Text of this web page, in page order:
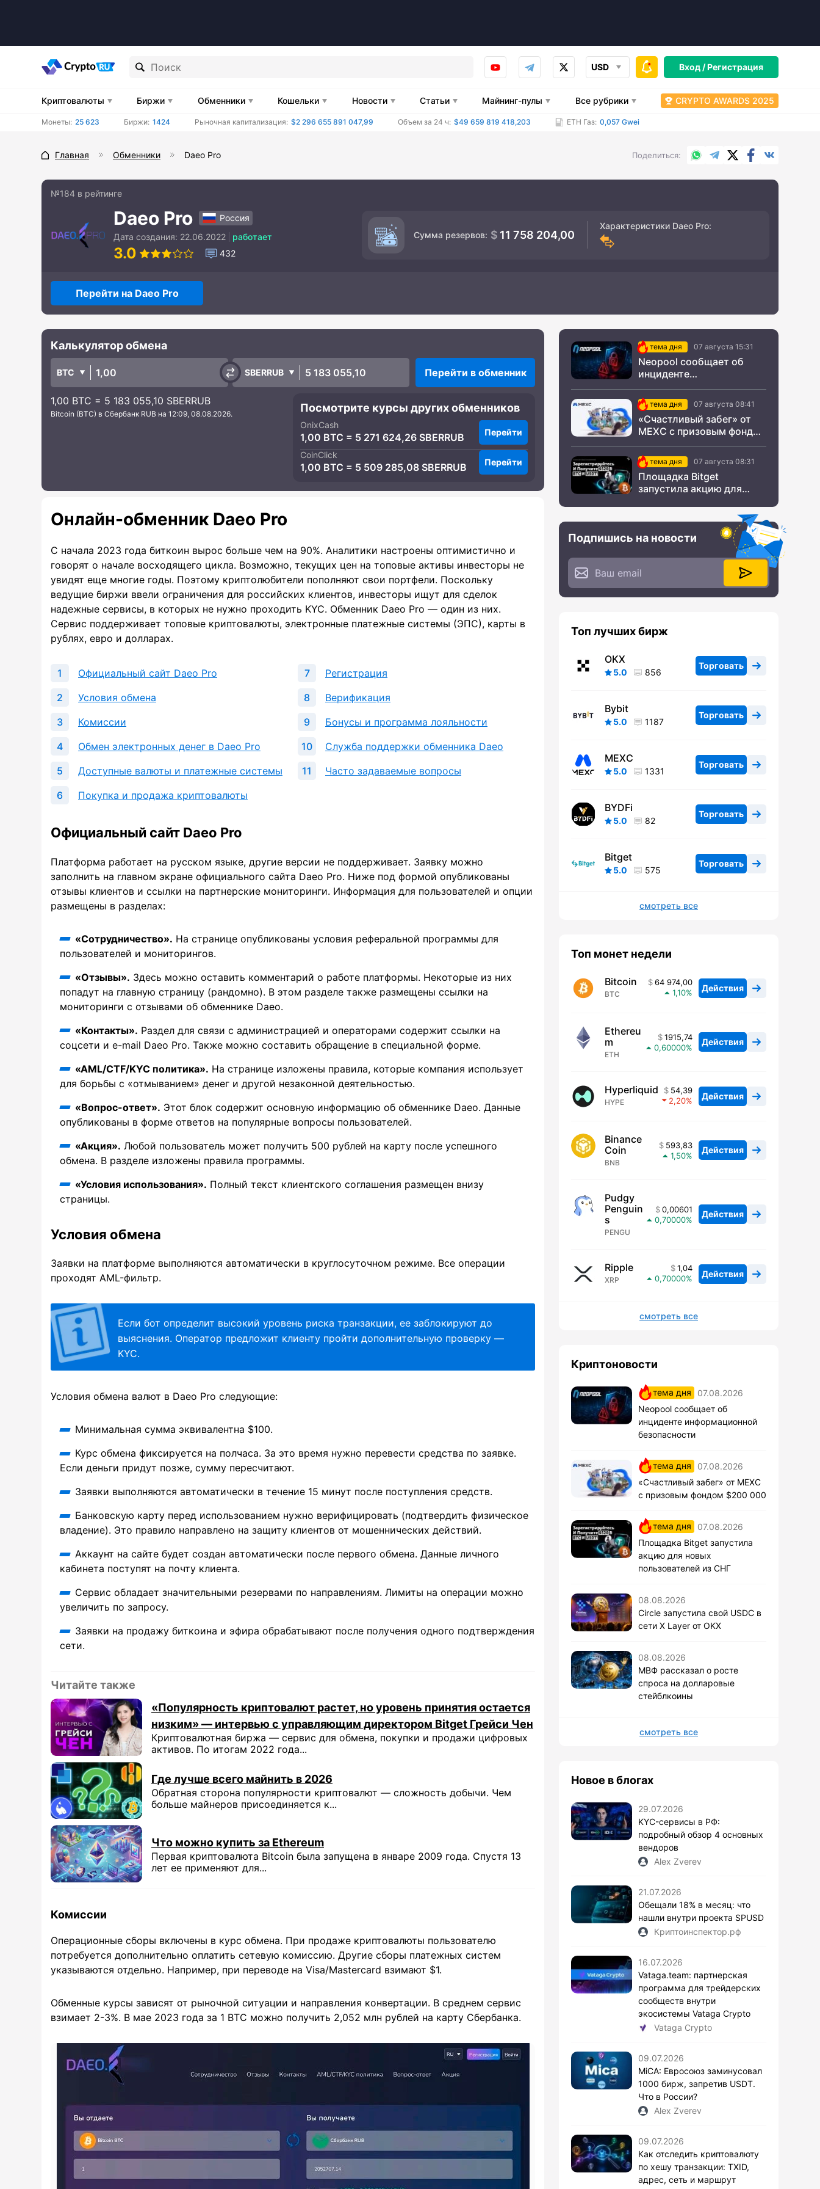
USD Вход /Регистрация
Криптовалюты Биржи Обменники Кошельки Новости Статьи Майнинг-пулы Все рубрики CRYPTO AWARDS 2025
Монеты: 25 623 Биржи: 1424 Рыночная капитализация: $2 296 655 891 047,99 Объем за 24 ч: $49 659 819 418,203 ETH Газ: 0,057 Gwei
Главная Обменники Daeo Pro Поделиться WhatsApp
TelegramX.comFacebook
№184 в рейтинге
Daeo Pro
Россия
Дата создания: 22.06.2022 работает
3.0 432
Сумма резервов: 11 758 204,00
Характеристики Daeo Pro:
Перейти на Daeo Pro
Калькулятор обмена
BTC SBERRUB Перейти в обменник
1,00 BTC = 5 183 055,10 SBERRUB
Bitcoin (BTC) в Сбербанк RUB на 12:09, 08.08.2026. Посмотрите курсы других обменников
OnixCash
1,00 BTC = 5 271 624,26 SBERRUB Перейти
CoinClick
1,00 BTC = 5 509 285,08 SBERRUB Перейти
Онлайн-обменник Daeo Pro
С начала 2023 года биткоин вырос больше чем на 90%. Аналитики настроены оптимистично и
говорят о начале восходящего цикла. Возможно, текущих цен на топовые активы инвесторы не
увидят еще многие годы. Поэтому криптолюбители пополняют свои портфели. Поскольку
ведущие биржи ввели ограничения для российских клиентов, инвесторы ищут для сделок
надежные сервисы, в которых не нужно проходить KYC. Обменник Daeo Pro — один из них.
Сервис поддерживает топовые криптовалюты, электронные платежные системы (ЭПС), карты в
рублях, евро и долларах.
Официальный сайт Daeo Pro
Условия обмена
Комиссии
Обмен электронных денег в Daeo Pro
Доступные валюты и платежные системы
Покупка и продажа криптовалюты
Регистрация
Верификация
Бонусы и программа лояльности
Служба поддержки обменника Daeo
Часто задаваемые вопросы
Официальный сайт Daeo Pro
Платформа работает на русском языке, другие версии не поддерживает. Заявку можно
заполнить на главном экране официального сайта Daeo Pro. Ниже под формой опубликованы
отзывы клиентов и ссылки на партнерские мониторинги. Информация для пользователей и опции
размещены в разделах:
«Сотрудничество». На странице опубликованы условия реферальной программы для
пользователей и мониторингов.
«Отзывы». Здесь можно оставить комментарий о работе платформы. Некоторые из них
попадут на главную страницу (рандомно). В этом разделе также размещены ссылки на
мониторинги с отзывами об обменнике Daeo.
«Контакты». Раздел для связи с администрацией и операторами содержит ссылки на
соцсети и e-mail Daeo Pro. Также можно составить обращение в специальной форме.
«AML/CTF/KYC политика». На странице изложены правила, которые компания использует
для борьбы с «отмыванием» денег и другой незаконной деятельностью.
«Вопрос-ответ». Этот блок содержит основную информацию об обменнике Daeo. Данные
опубликованы в форме ответов на популярные вопросы пользователей.
«Акция». Любой пользователь может получить 500 рублей на карту после успешного
обмена. В разделе изложены правила программы.
«Условия использования». Полный текст клиентского соглашения размещен внизу
страницы.
Условия обмена
Заявки на платформе выполняются автоматически в круглосуточном режиме. Все операции
проходят AML-фильтр.
Если бот определит высокий уровень риска транзакции, ее заблокируют до
выяснения. Оператор предложит клиенту пройти дополнительную проверку —
KYC.
Условия обмена валют в Daeo Pro следующие:
Минимальная сумма эквивалентна $100.
Курс обмена фиксируется на полчаса. За это время нужно перевести средства по заявке.
Если деньги придут позже, сумму пересчитают.
Заявки выполняются автоматически в течение 15 минут после поступления средств.
Банковскую карту перед использованием нужно верифицировать (подтвердить физическое
владение). Это правило направлено на защиту клиентов от мошеннических действий.
Аккаунт на сайте будет создан автоматически после первого обмена. Данные личного
кабинета поступят на почту клиента.
Сервис обладает значительными резервами по направлениям. Лимиты на операции можно
увеличить по запросу.
Заявки на продажу биткоина и эфира обрабатывают после получения одного подтверждения
сети.
Читайте также
«Популярность криптовалют растет, но уровень принятия остается
низким» — интервью с управляющим директором Bitget Грейси Чен
Криптовалютная биржа — сервис для обмена, покупки и продажи цифровых
активов. По итогам 2022 года...
Где лучше всего майнить в 2026
Обратная сторона популярности криптовалют — сложность добычи. Чем
больше майнеров присоединяется к...
Что можно купить за Ethereum
Первая криптовалюта Bitcoin была запущена в январе 2009 года. Спустя 13
лет ее применяют для...
Комиссии
Операционные сборы включены в курс обмена. При продаже криптовалюты пользователю
потребуется дополнительно оплатить сетевую комиссию. Другие сборы платежных систем
указываются отдельно. Например, при переводе на Visa/Mastercard взимают $1.
Обменные курсы зависят от рыночной ситуации и направления конвертации. В среднем сервис
взимает 2-3%. В мае 2023 года за 1 BTC можно получить 2,052 млн рублей на карту Сбербанка.
тема дня 07 августа 15:31
Neopool сообщает об
инциденте
безопасности
тема дня 07 августа 08:41
«Счастливый забег» от
MEXC с призовым фондом
тема дня 07 августа 08:31
Площадка Bitget
запустила акцию для
Подпишись на новости
Топ лучших бирж
OKX
5.0 856
Торговать
Bybit
5.0 1187
Торговать
MEXC
5.0 1331
Торговать
BYDFi
5.0 82
Торговать
Bitget
5.0 575
Торговать
смотреть все
Топ монет недели
Bitcoin
BTC
64 974,00
1,10
Действия
Ethereu
m
ETH
1915,74
0,60000
Действия
Hyperliquid
HYPE
54,39
2,20
Действия
Binance
Coin
BNB
593,83
1,50
Действия
Pudgy
Penguin
s
PENGU
0,00601
0,70000
Действия
Ripple
XRP
1,04
0,70000
Действия
смотреть все
Криптоновости
тема дня
07.08.2026
Neopool сообщает об
инциденте информационной
безопасности
тема дня
07.08.2026
«Счастливый забег» от MEXC
с призовым фондом $200 000
тема дня
07.08.2026
Площадка Bitget запустила
акцию для новых
пользователей из СНГ
08.08.2026
Circle запустила свой USDC в
сети X Layer от OKX
08.08.2026
МВФ рассказал о росте
спроса на долларовые
стейблкоины
смотреть все
Новое в блогах
29.07.2026
KYC-сервисы в РФ:
подробный обзор 4 основных
вендоров
Alex Zverev
21.07.2026
Обещали 18% в месяц: что
нашли внутри проекта SPUSD
Криптоинспектор.рф
16.07.2026
Vataga.team: партнерская
программа для трейдерских
сообществ внутри
экосистемы Vataga Crypto
Vataga Crypto
09.07.2026
MiCA: Евросоюз заминусовал
1000 бирж, запретив USDT.
Что в России?
Alex Zverev
09.07.2026
Как отследить криптовалюту
по хешу транзакции: TXID,
адрес, сеть и маршрут